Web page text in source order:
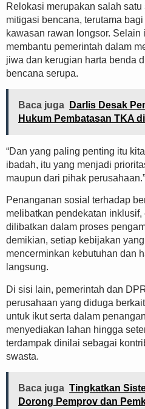
Relokasi merupakan salah
mitigasi bencana, terutama
kawasan rawan longsor. Selain
membantu pemerintah dalam
jiwa dan kerugian harta benda
bencana serupa.
Baca juga
Darlis Desak
Hukum Pembatasan TKA
“Dan yang paling penting itu
ibadah, itu yang menjadi
maupun dari pihak
Penanganan sosial terhadap
melibatkan pendekatan
dilibatkan dalam proses
demikian, setiap kebijakan
mencerminkan kebutuhan dan
langsung.
Di sisi lain, pemerintah dan
perusahaan yang diduga
untuk ikut serta dalam
menyediakan lahan hingga
terdampak dinilai sebagai
swasta.
Baca juga Tingkatkan
Dorong Pemprov dan